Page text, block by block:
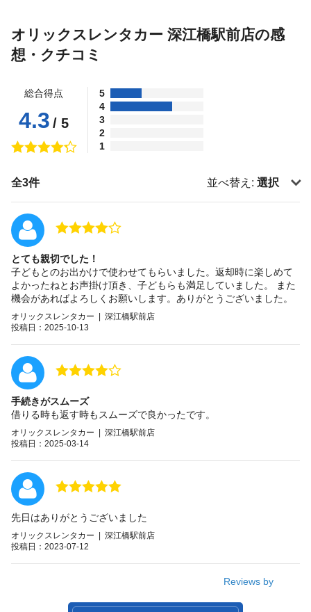
オリックスレンタカー 深江橋駅前店の感
想・クチコミ
総合得点
4.3 / 5
5
4
3
2
1
全3件 並べ替え: 選択
とても親切でした！
子どもとのお出かけで使わせてもらいました。返却時に楽しめて
よかったねとお声掛け頂き、子どもらも満足していました。 また
機会があればよろしくお願いします。ありがとうございました。
オリックスレンタカー | 深江橋駅前店
投稿日：2025-10-13
手続きがスムーズ
借りる時も返す時もスムーズで良かったです。
オリックスレンタカー | 深江橋駅前店
投稿日：2025-03-14
先日はありがとうございました
オリックスレンタカー | 深江橋駅前店
投稿日：2023-07-12
Reviews by